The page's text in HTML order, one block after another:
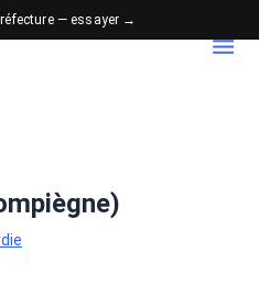
— essayer →